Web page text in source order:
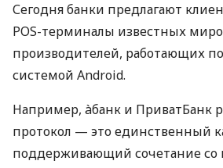
Сегодня банки предлагают
POS-терминалы известных
производителей, работающих
системой Android.
Например, àбанк и ПриватБанк
протокол — это единственный
поддерживающий сочетание со